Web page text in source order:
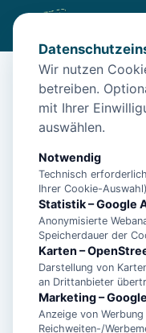
/Unterkünfte /
Ferienwohnung 2-
Baltrum
Wohnung im
Baltrum
26579 Baltrum
Wir nutzen
betreiben.
mit Ihrer
auswählen.
Notwendig
Technisch
Ihrer Cookie-
Statistik – Google
Anonymisierte
Speicherdauer der
Karten –
Darstellung von
an Drittanbieter
Marketing –
Anzeige von
Reichweiten-/